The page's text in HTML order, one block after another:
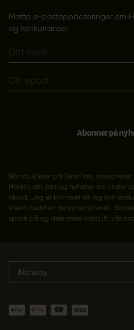
Motta e-postoppdateringer om
og konkurranser.
Abonner på
Når du klikker på Send Inn,
Härkila om jakt og nyheter om utstyr
tilbud. Jeg er klar over at jeg kan
linken i bunnen av nyhetsbrevet.
spare på og dele mine data jfr. vår
Norway